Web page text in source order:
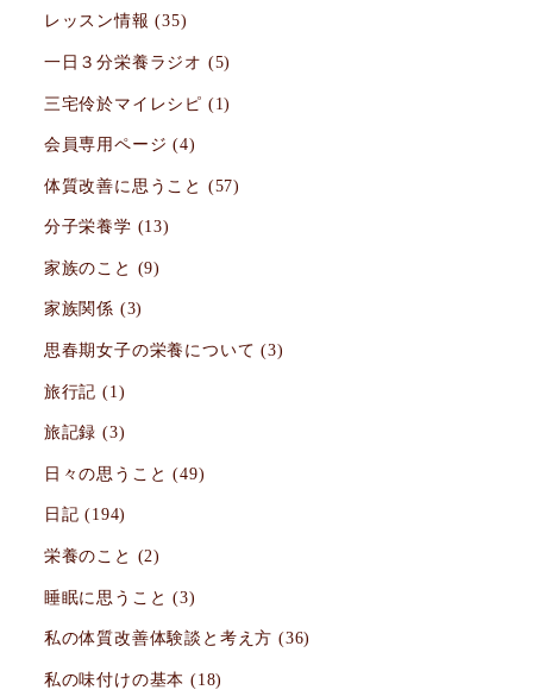
レッスン情報 (35)
一日３分栄養ラジオ (5)
三宅伶於マイレシピ (1)
会員専用ページ (4)
体質改善に思うこと (57)
分子栄養学 (13)
家族のこと (9)
家族関係 (3)
思春期女子の栄養について (3)
旅行記 (1)
旅記録 (3)
日々の思うこと (49)
日記 (194)
栄養のこと (2)
睡眠に思うこと (3)
私の体質改善体験談と考え方 (36)
私の味付けの基本 (18)